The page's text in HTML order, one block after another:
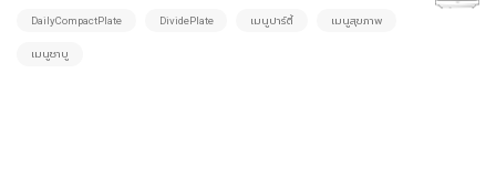
DailyCompactPlate DividePlate เมนูปาร์ตี้ เมนูสุขภาพ
เมนูชาบู